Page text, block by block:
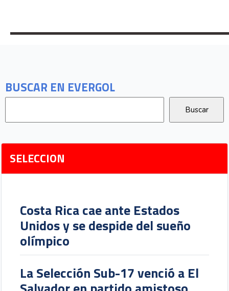
BUSCAR EN EVERGOL
SELECCION
Costa Rica cae ante Estados
Unidos y se despide del sueño
olímpico
La Selección Sub-17 venció a El